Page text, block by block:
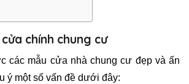
chính chung cư
các mẫu cửa nhà chung cư đẹp và ấn
ý một số vấn đề dưới đây: